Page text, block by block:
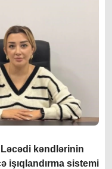
kəndlərinin
işıqlandırma sistemi